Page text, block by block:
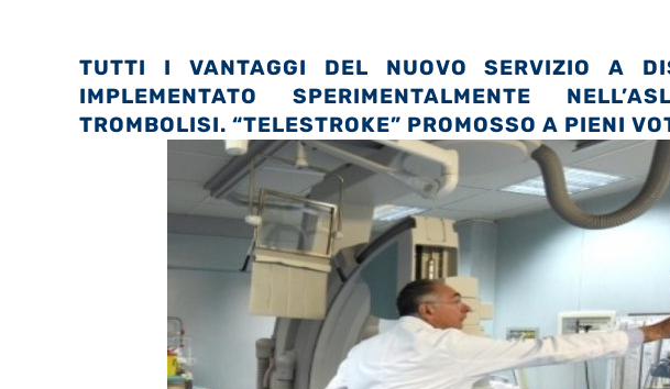
TUTTI I VANTAGGI DEL NUOVO SERVIZIO A
IMPLEMENTATOSPERIMENTALMENTE
TROMBOLISI. “TELESTROKE” PROMOSSO A PIENI